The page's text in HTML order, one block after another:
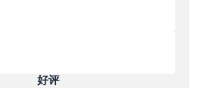
好评